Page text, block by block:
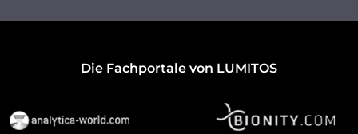
Die Fachportale von LUMITOS